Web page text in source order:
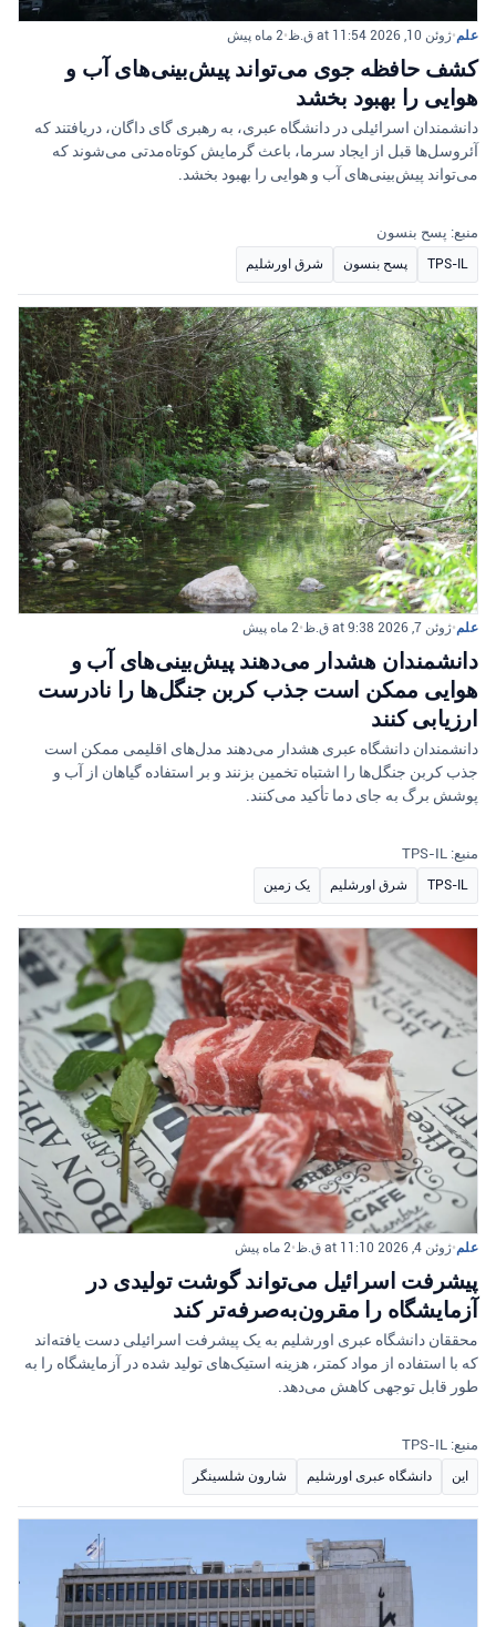
علم•ژوئن 10, 2026 at 11:54 ق.ظ •2 ماه پیش
کشف حافظه جوی می‌تواند پیش‌بینی‌های آب و
هوایی را بهبود بخشد
دانشمندان اسرائیلی در دانشگاه عبری، به رهبری گای داگان، دریافتند که
آئروسل‌ها قبل از ایجاد سرما، باعث گرمایش کوتاه‌مدتی می‌شوند که
می‌تواند پیش‌بینی‌های آب و هوایی را بهبود بخشد.
منبع: پسح بنسون
TPS-IL پسح بنسون شرق اورشلیم
علم•ژوئن 7, 2026 at 9:38 ق.ظ •2 ماه پیش
دانشمندان هشدار می‌دهند پیش‌بینی‌های آب و
هوایی ممکن است جذب کربن جنگل‌ها را نادرست
ارزیابی کنند
دانشمندان دانشگاه عبری هشدار می‌دهند مدل‌های اقلیمی ممکن است
جذب کربن جنگل‌ها را اشتباه تخمین بزنند و بر استفاده گیاهان از آب و
پوشش برگ به جای دما تأکید می‌کنند.
منبع: TPS-IL
TPS-IL شرق اورشلیم یک زمین
علم•ژوئن 4, 2026 at 11:10 ق.ظ •2 ماه پیش
پیشرفت اسرائیل می‌تواند گوشت تولیدی در
آزمایشگاه را مقرون‌به‌صرفه‌تر کند
محققان دانشگاه عبری اورشلیم به یک پیشرفت اسرائیلی دست یافته‌اند
که با استفاده از مواد کمتر، هزینه استیک‌های تولید شده در آزمایشگاه را به
طور قابل توجهی کاهش می‌دهد.
منبع: TPS-IL
این دانشگاه عبری اورشلیم شارون شلسینگر